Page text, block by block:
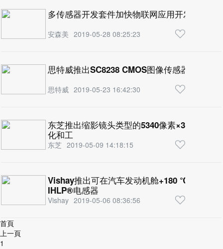
多传感器开发套件加快物联网应用开发速度
安森美 2019-05-28 08:25:23
思特威推出SC8238 CMOS图像传感器，开启
思特威 2019-05-23 16:42:30
东芝推出缩影镜头类型的5340像素×3行线性
化和工
东芝 2019-05-09 14:18:15
Vishay推出可在汽车发动机舱+180 ℃高温条
IHLP®电感器
Vishay 2019-05-06 08:36:56
首頁
上一頁
1